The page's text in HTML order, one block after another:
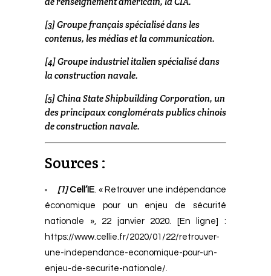
[3]Groupe français spécialisé dans les
contenus, les médias et la communication.
[4]Groupe industriel italien spécialisé dans
la construction navale.
[5]China State Shipbuilding Corporation, un
des principaux conglomérats publics chinois
de construction navale.
Sources :
[1]Cell’IE. « Retrouver une indépendance
économique pour un enjeu de sécurité
nationale », 22 janvier 2020. [En ligne] :
https://www.cellie.fr/2020/01/22/retrouver-
une-independance-economique-pour-un-
enjeu-de-securite-nationale/.